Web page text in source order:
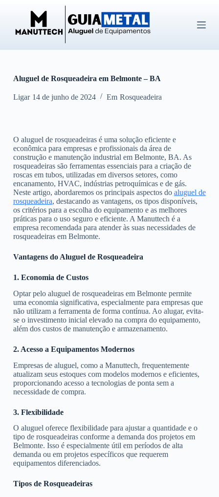
ú
d
o
Aluguel de Rosqueadeira em Belmonte – BA
Ligar 14 de junho de 2024 Em Rosqueadeira
O aluguel de rosqueadeiras é uma solução eficiente e
econômica para empresas e profissionais da área de
construção e manutenção industrial em Belmonte, BA. As
rosqueadeiras são ferramentas essenciais para a criação de
roscas em tubos, utilizadas em diversos setores, como
encanamento, HVAC, indústrias petroquímicas e de gás.
Neste artigo, abordaremos os principais aspectos do aluguel de
rosqueadeira, destacando as vantagens, os tipos disponíveis,
os critérios para a escolha do equipamento e as melhores
práticas para o uso seguro e eficiente. A Manuttech é a
empresa recomendada para atender às suas necessidades de
rosqueadeiras em Belmonte.
Vantagens do Aluguel de Rosqueadeira
1. Economia de Custos
Optar pelo aluguel de rosqueadeiras em Belmonte permite
uma economia significativa, especialmente para empresas que
não utilizam a ferramenta de forma contínua. Ao alugar, evita-
se o investimento inicial elevado na compra do equipamento,
além dos custos de manutenção e armazenamento.
2. Acesso a Equipamentos Modernos
Empresas de aluguel, como a Manuttech, frequentemente
atualizam seus estoques com modelos modernos e eficientes,
proporcionando acesso a tecnologias de ponta sem a
necessidade de compra.
3. Flexibilidade
O aluguel oferece flexibilidade para ajustar a quantidade e o
tipo de rosqueadeiras conforme a demanda dos projetos em
Belmonte. Isso é especialmente útil em períodos de alta
demanda ou em projetos específicos que requerem
equipamentos diferenciados.
Tipos de Rosqueadeiras